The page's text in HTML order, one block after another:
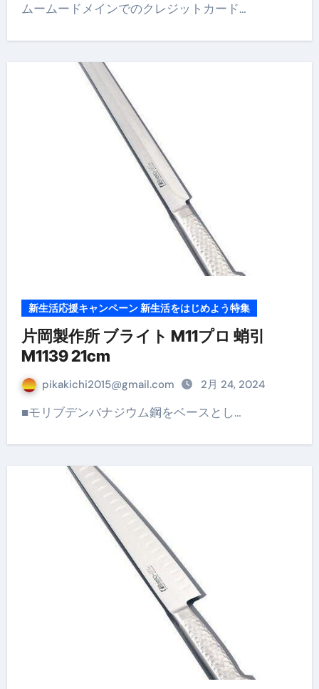
ムームードメインでのクレジットカード…
新生活応援キャンペーン 新生活をはじめよう特集
片岡製作所 ブライト M11プロ 蛸引
M1139 21cm
pikakichi2015@gmail.com 2月 24, 2024
■モリブデンバナジウム鋼をベースとし…